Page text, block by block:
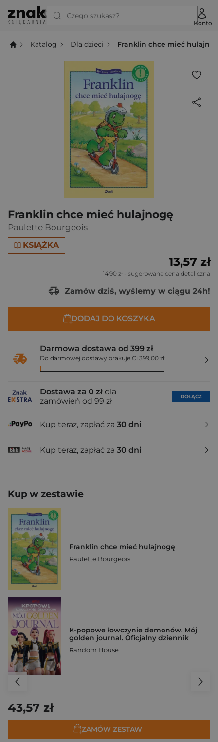
Czego szukasz?
Konto
Katalog Dla dzieci Franklin chce mieć
Franklin chce mieć hulajnogę
Paulette Bourgeois
KSIĄŻKA
13,57 zł
14,90 zł - sugerowana cena detaliczna
Zamów dziś, wyślemy w ciągu 24h!
DODAJ DO KOSZYKA
Darmowa dostawa od 399 zł
Do darmowej dostawy brakuje Ci 399,00 zł
Dostawa za 0 zł dla
zamówień od 99 zł
DOŁĄCZ
Kup teraz, zapłać za 30 dni
Kup teraz, zapłać za 30 dni
Kup w zestawie
Franklin chce mieć hulajnogę
Paulette Bourgeois
K-popowe łowczynie demonów. Mój
golden journal. Oficjalny dziennik
Random House
43,57 zł
ZAMÓW ZESTAW